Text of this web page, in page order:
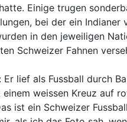
Einige trugen
bei der ein
in den jeweiligen
Schweizer Fahnen
Er lief als Fussball durch
weissen Kreuz auf
ist ein Schweizer